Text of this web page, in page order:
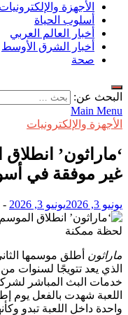
الأجهزة والإلكترونيات
أسلوب الحياة
أخبار العالم العربي
أخبار الشرق الأوسط
صحة
البحث عن:
Main Menu
الأجهزة والإلكترونيات
‘ماراثون’
غير موفقة في
يونيو 3, 2026 يونيو 3, 2026 -
ماراثون أطلق موسمها
الذي يعد تتويجًا لسنوات
خدمات البث المباشر
اللعبة شهدت بالفعل يوم
واحدة داخل اللعبة تبدو